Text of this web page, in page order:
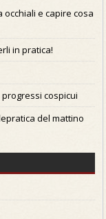
e capire cosa
in pratica!
cospicui
del mattino